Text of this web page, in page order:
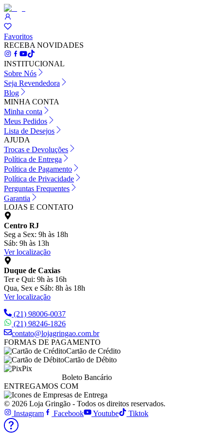
Favoritos
RECEBA NOVIDADES
INSTITUCIONAL
Sobre Nós
Seja Revendedora
Blog
MINHA CONTA
Minha conta
Meus Pedidos
Lista de Desejos
AJUDA
Trocas e Devoluções
Política de Entrega
Política de Pagamento
Política de Privacidade
Perguntas Frequentes
Garantia
LOJAS E CONTATO
Centro RJ
Seg a Sex: 9h às 18h
Sáb: 9h às 13h
Ver localização
Duque de Caxias
Ter e Qui: 9h às 16h
Qua, Sex e Sáb: 8h às 18h
Ver localização
(21) 98006-0037
(21) 98246-1826
contato@lojagringao.com.br
FORMAS DE PAGAMENTO
Cartão de Crédito
Cartão de Débito
Pix
Boleto Bancário
ENTREGAMOS COM
© 2026 Loja Gringão - Todos os direitos reservados.
Instagram
Facebook Youtube Tiktok